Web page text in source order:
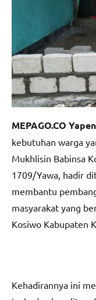
MEPAGO.CO Yapen
kebutuhan warga
Mukhlisin Babinsa
1709/Yawa, hadir
membantu
masyarakat yang
Kosiwo Kabupaten
Kehadirannya ini